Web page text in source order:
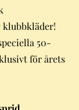
50-
för årets